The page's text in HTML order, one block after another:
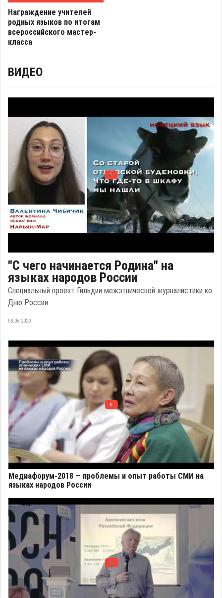
Награждение учителей
родных языков по итогам
всероссийского мастер-
класса
ВИДЕО
"С чего начинается Родина" на
языках народов России
Специальный проект Гильдии межэтнической журналистики ко
Дню России
08.06.2020
Медиафорум-2018 — проблемы и опыт работы СМИ на
языках народов России